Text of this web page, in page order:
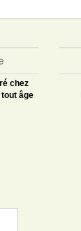
chez
âge